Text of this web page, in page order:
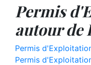
Permis
autour de
Permis
Permis